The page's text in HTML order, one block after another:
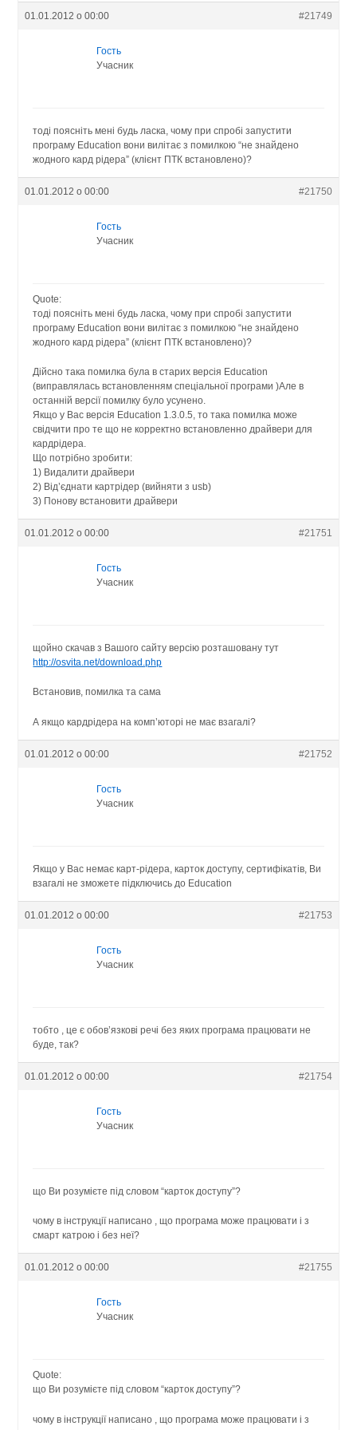
01.01.2012 о 00:00 #21749
Гость
Учасник
тоді поясніть мені будь ласка, чому при спробі запустити
програму Education вони вилітає з помилкою “не знайдено
жодного кард рідера” (клієнт ПТК встановлено)?
01.01.2012 о 00:00 #21750
Гость
Учасник
Quote:
тоді поясніть мені будь ласка, чому при спробі запустити
програму Education вони вилітає з помилкою “не знайдено
жодного кард рідера” (клієнт ПТК встановлено)?
Дійсно така помилка була в старих версія Education
(виправлялась встановленням спеціальної програми )Але в
останній версії помилку було усунено.
Якщо у Вас версія Education 1.3.0.5, то така помилка може
свідчити про те що не корректно встановленно драйвери для
кардрідера.
Що потрібно зробити:
1) Видалити драйвери
2) Від’єднати картрідер (вийняти з usb)
3) Понову встановити драйвери
01.01.2012 о 00:00 #21751
Гость
Учасник
щойно скачав з Вашого сайту версію розташовану тут
http://osvita.net/download.php
Встановив, помилка та сама
А якщо кардрідера на комп’юторі не має взагалі?
01.01.2012 о 00:00 #21752
Гость
Учасник
Якщо у Вас немає карт-рідера, карток доступу, сертифікатів, Ви
взагалі не зможете підключись до Education
01.01.2012 о 00:00 #21753
Гость
Учасник
тобто , це є обов’язкові речі без яких програма працювати не
буде, так?
01.01.2012 о 00:00 #21754
Гость
Учасник
що Ви розумієте під словом “карток доступу”?
чому в інструкції написано , що програма може працювати і з
смарт катрою і без неї?
01.01.2012 о 00:00 #21755
Гость
Учасник
Quote:
що Ви розумієте під словом “карток доступу”?
чому в інструкції написано , що програма може працювати і з